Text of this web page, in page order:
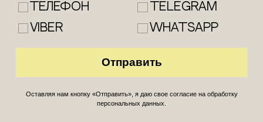
Телефон
Telegram
Viber
WhatsApp
Оставляя нам кнопку «Отправить», я даю свое согласие на обработку
персональных данных.